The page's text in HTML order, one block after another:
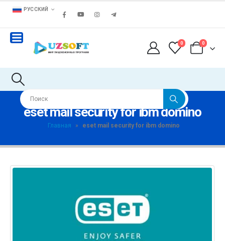
РУССКИЙ
0 0
eset mail security for ibm domino
Главная » eset mail security for ibm domino